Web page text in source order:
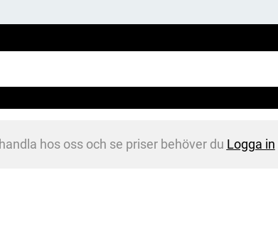
hos oss och se priser behöver du Logga in